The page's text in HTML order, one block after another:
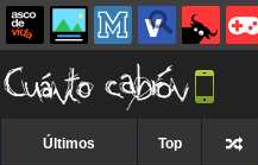
Últimos Top